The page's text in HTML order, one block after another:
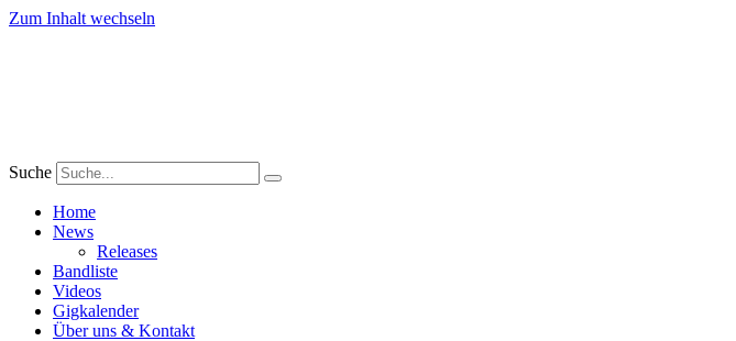
Zum Inhalt wechseln
Suche
Home
News
Releases
Bandliste
Videos
Gigkalender
Über uns & Kontakt